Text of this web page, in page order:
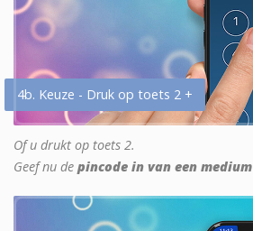
4b. Keuze - Druk op toets 2 +
Of u drukt op toets 2.
Geef nu de pincode in van een medium